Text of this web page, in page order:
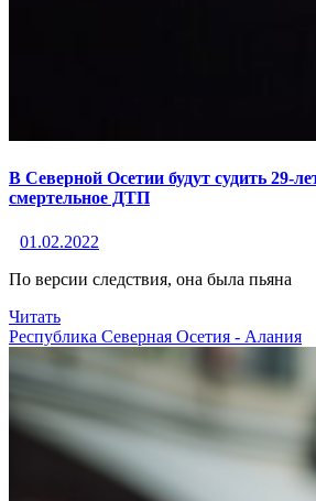
В Северной Осетии будут судить 29-
смертельное ДТП
01.02.2022
По версии следствия, она была пьяна
Читать
Республика Северная Осетия - Алания